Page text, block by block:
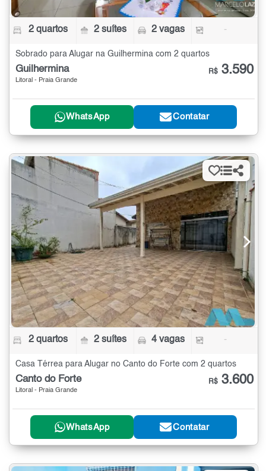
2 quartos 2 suítes 2 vagas -
Sobrado para Alugar na Guilhermina com 2 quartos
Guilhermina
Litoral - Praia Grande
R$ 3.590
WhatsApp Contatar
2 quartos 2 suítes 4 vagas -
Casa Térrea para Alugar no Canto do Forte com 2 quartos
Canto do Forte
Litoral - Praia Grande
R$ 3.600
WhatsApp Contatar